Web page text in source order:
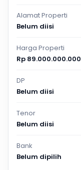
Alamat Properti
Belum diisi
Harga Properti
Rp 89.000.000.000
DP
Belum diisi
Tenor
Belum diisi
Bank
Belum dipilih